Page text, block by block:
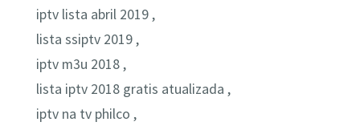
iptv lista abril 2019 ,
lista ssiptv 2019 ,
iptv m3u 2018 ,
lista iptv 2018 gratis atualizada ,
iptv na tv philco ,